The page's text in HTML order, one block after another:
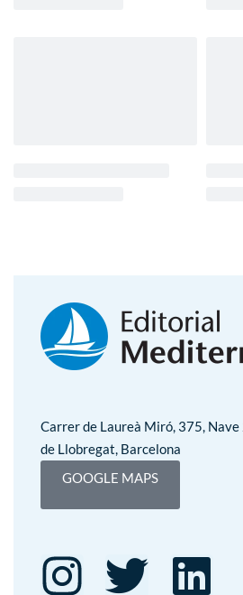
Carrer de Laureà Miró, 375,
de Llobregat, Barcelona
GOOGLE MAPS